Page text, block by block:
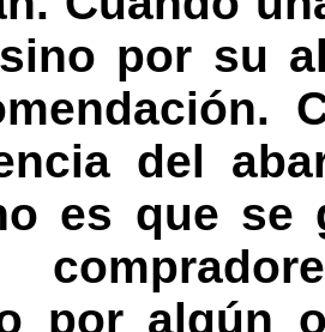
por su
del
es que se
por algún